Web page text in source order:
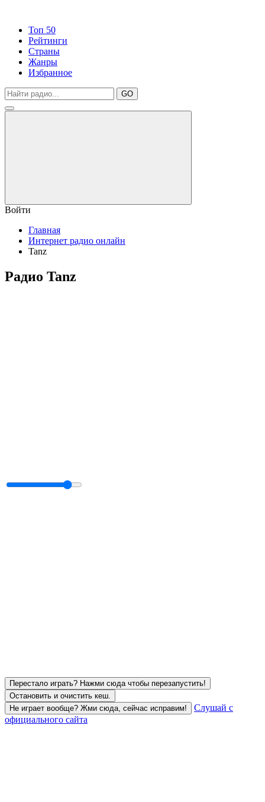
Топ 50
Рейтинги
Страны
Жанры
Избранное
GO
Войти
Главная
Интернет радио онлайн
Tanz
Радио Tanz
Перестало играть? Нажми сюда чтобы перезапустить!
Остановить и очистить кеш.
Не играет вообще? Жми сюда, сейчас исправим!
Слушай с
официального сайта